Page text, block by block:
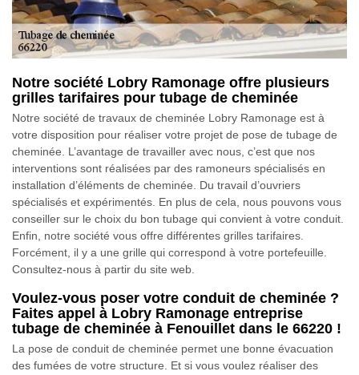
Notre société Lobry Ramonage offre plusieurs
grilles tarifaires pour tubage de cheminée
Notre société de travaux de cheminée Lobry Ramonage est à
votre disposition pour réaliser votre projet de pose de tubage de
cheminée. L’avantage de travailler avec nous, c’est que nos
interventions sont réalisées par des ramoneurs spécialisés en
installation d’éléments de cheminée. Du travail d’ouvriers
spécialisés et expérimentés. En plus de cela, nous pouvons vous
conseiller sur le choix du bon tubage qui convient à votre conduit.
Enfin, notre société vous offre différentes grilles tarifaires.
Forcément, il y a une grille qui correspond à votre portefeuille.
Consultez-nous à partir du site web.
Voulez-vous poser votre conduit de cheminée ?
Faites appel à Lobry Ramonage entreprise
tubage de cheminée à Fenouillet dans le 66220 !
La pose de conduit de cheminée permet une bonne évacuation
des fumées de votre structure. Et si vous voulez réaliser des